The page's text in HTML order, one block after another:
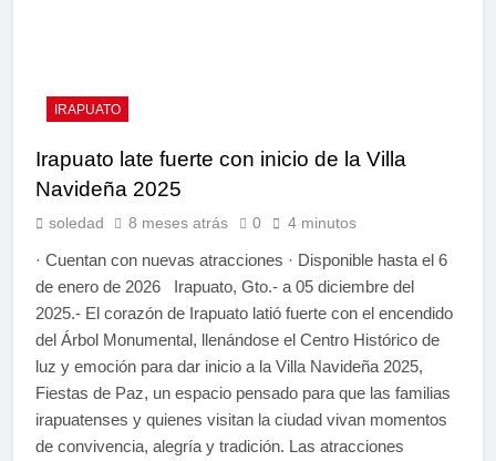
IRAPUATO
Irapuato late fuerte con inicio de la Villa
Navideña 2025
soledad 8 meses atrás 0 4 minutos
· Cuentan con nuevas atracciones · Disponible hasta el 6
de enero de 2026 Irapuato, Gto.- a 05 diciembre del
2025.- El corazón de Irapuato latió fuerte con el encendido
del Árbol Monumental, llenándose el Centro Histórico de
luz y emoción para dar inicio a la Villa Navideña 2025,
Fiestas de Paz, un espacio pensado para que las familias
irapuatenses y quienes visitan la ciudad vivan momentos
de convivencia, alegría y tradición. Las atracciones